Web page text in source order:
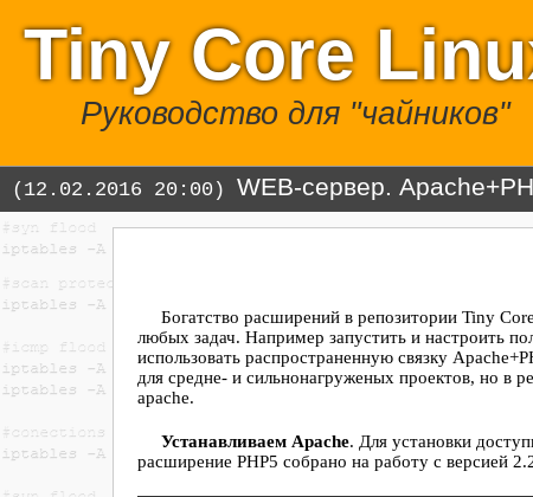
Tiny Core
Руководство для "чайников"
(12.02.2016 20:00) WEB-сервер.
Богатство расширений в репозитории Tiny
любых задач. Например запустить и настроить
использовать распространенную связку
для средне- и сильнонагруженых проектов, но в
apache.
Устанавливаем Apache. Для установки
расширение PHP5 собрано на работу с версией